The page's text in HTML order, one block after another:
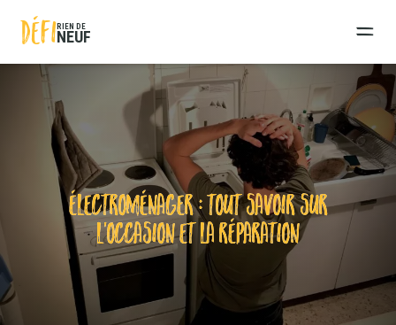
DÉFI RIEN DE
NEUF
ÉLECTROMÉNAGER : TOUT SAVOIR SUR
L’OCCASION ET LA RÉPARATION